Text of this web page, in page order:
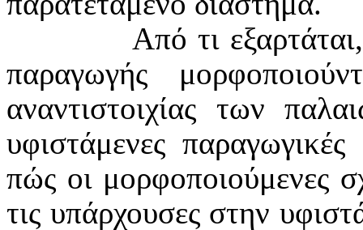
Από τι
παραγωγής
αναντιστοιχίας των
υφιστάμενες
πώς οι μορφοποιούμενες
τις υπάρχουσες στην